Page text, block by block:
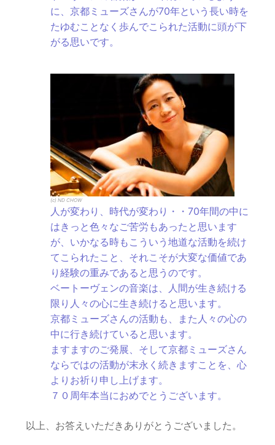
に、京都ミューズさんが70年という長い時を
たゆむことなく歩んでこられた活動に頭が下
がる思いです。
(c) ND CHOW
人が変わり、時代が変わり・・70年間の中に
はきっと色々なご苦労もあったと思います
が、いかなる時もこういう地道な活動を続け
てこられたこと、それこそが大変な価値であ
り経験の重みであると思うのです。
ベートーヴェンの音楽は、人間が生き続ける
限り人々の心に生き続けると思います。
京都ミューズさんの活動も、また人々の心の
中に行き続けていると思います。
ますますのご発展、そして京都ミューズさん
ならではの活動が末永く続きますことを、心
よりお祈り申し上げます。
７０周年本当におめでとうございます。
以上、お答えいただきありがとうございました。